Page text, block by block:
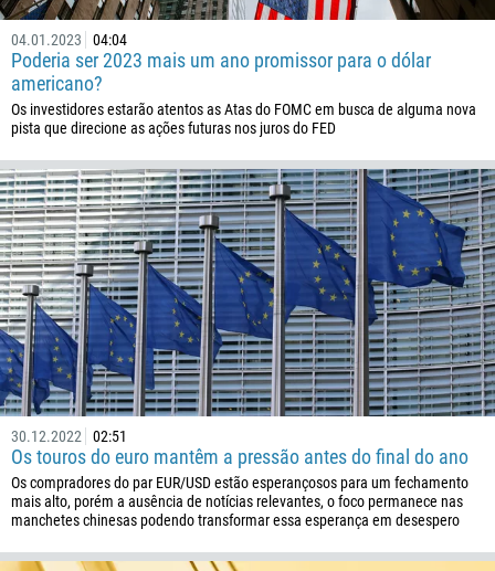
04.01.2023 04:04
Poderia ser 2023 mais um ano promissor para o dólar
americano?
Os investidores estarão atentos as Atas do FOMC em busca de alguma nova
pista que direcione as ações futuras nos juros do FED
30.12.2022 02:51
Os touros do euro mantêm a pressão antes do final do ano
Os compradores do par EUR/USD estão esperançosos para um fechamento
mais alto, porém a ausência de notícias relevantes, o foco permanece nas
manchetes chinesas podendo transformar essa esperança em desespero